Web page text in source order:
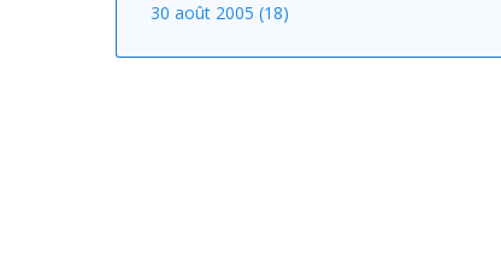
30 août 2005 (18)